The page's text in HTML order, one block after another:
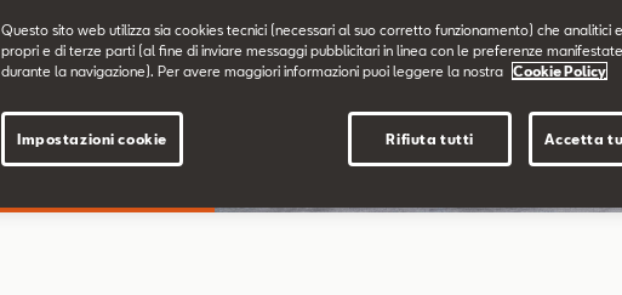
Questo sito web utilizza sia cookies tecnici (necessari al suo corretto funzionamento) che analitici
propri e di terze parti (al fine di inviare messaggi pubblicitari in linea con le preferenze
durante la navigazione). Per avere maggiori informazioni puoi leggere la nostra
Cookie Policy
Rifiuta tutti Accetta
Impostazioni cookie